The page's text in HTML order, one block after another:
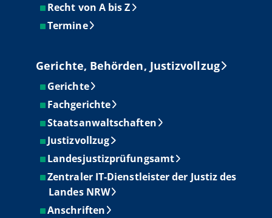
Recht von A bis Z
Termine
Gerichte, Behörden, Justizvollzug
Gerichte
Fachgerichte
Staatsanwaltschaften
Justizvollzug
Landesjustizprüfungsamt
Zentraler IT-Dienstleister der Justiz des
Landes NRW
Anschriften